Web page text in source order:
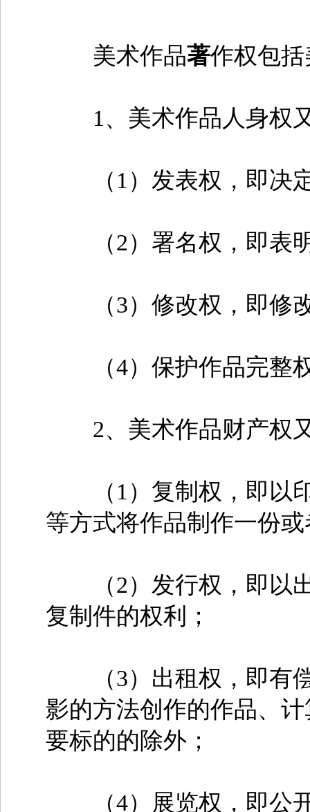
美术作品著作权包
1、美术作品人身权又
（1）发表权，即决定
（2）署名权，即表明
（3）修改权，即修改
（4）保护作品完整权
2、美术作品财产权
（1）复制权，即以印
等方式将作品制作一份
（2）发行权，即以出
复制件的权利；
（3）出租权，即有偿
影的方法创作的作品、
要标的的除外；
（4）展览权，即公开